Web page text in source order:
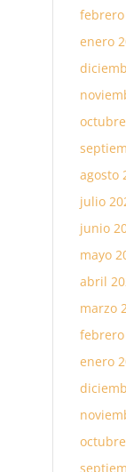
febrero
enero
agosto
julio
junio
mayo
abril
marzo
febrero
enero